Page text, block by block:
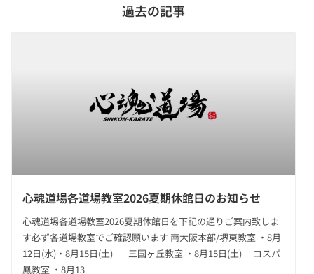
過去の記事
心魂道場各道場教室2026夏期休館日のお知らせ
心魂道場各道場教室2026夏期休館日を下記の通りご案内致しま
す必ず各道場教室でご確認願います 南大阪本部/堺東教室 ・8月
12日(水)・8月15日(土) 三国ヶ丘教室 ・8月15日(土) コスパ
鳳教室 ・8月13